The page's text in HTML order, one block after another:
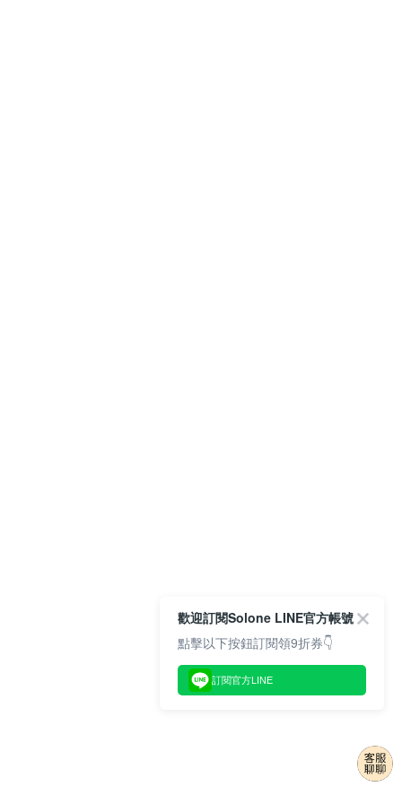
歡迎訂閱Solone LINE官方帳號
點擊以下按鈕訂閱領9折券👇
訂閱官方LINE